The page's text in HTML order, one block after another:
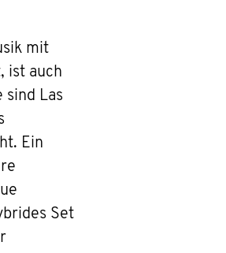
mit
ist auch
sind Las
Ein
Set